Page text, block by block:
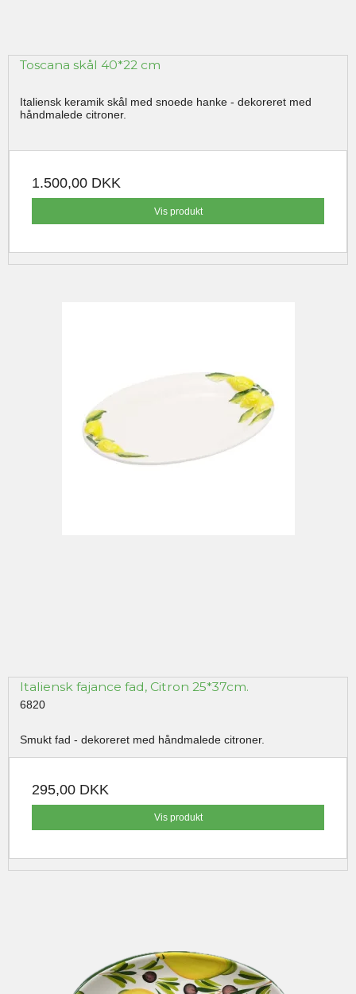
Toscana skål 40*22 cm
Italiensk keramik skål med snoede hanke - dekoreret med
håndmalede citroner.
1.500,00 DKK
Vis produkt
Italiensk fajance fad, Citron 25*37cm.
6820
Smukt fad - dekoreret med håndmalede citroner.
295,00 DKK
Vis produkt